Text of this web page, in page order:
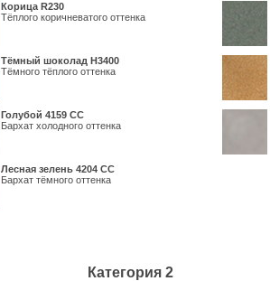
Корица R230
Тёплого коричневатого оттенка
Тёмный шоколад H3400
Тёмного тёплого оттенка
Голубой 4159 СС
Бархат холодного оттенка
Лесная зелень 4204 СС
Бархат тёмного оттенка
Категория 2